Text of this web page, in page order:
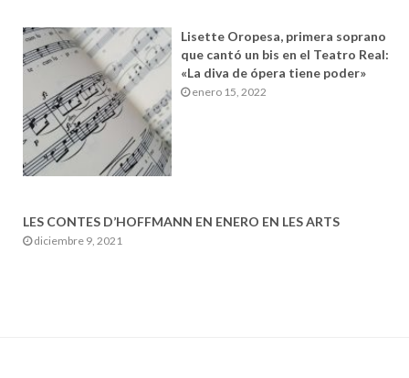
Lisette Oropesa, primera soprano
que cantó un bis en el Teatro Real:
«La diva de ópera tiene poder»
enero 15, 2022
LES CONTES D’HOFFMANN EN ENERO EN LES ARTS
diciembre 9, 2021